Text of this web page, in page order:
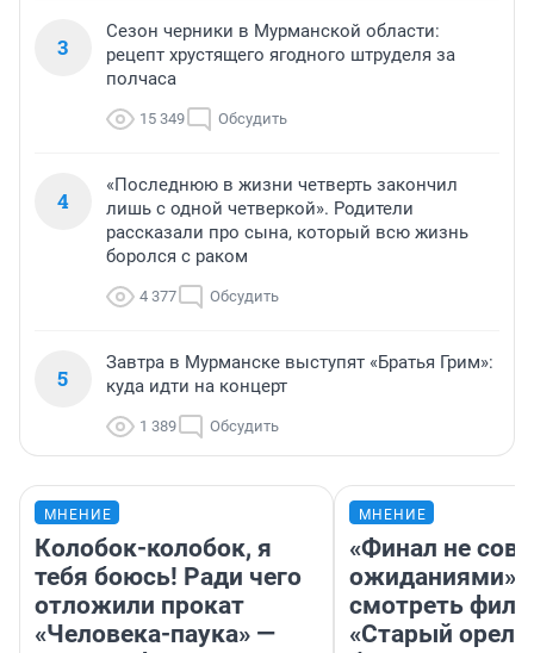
3
Сезон черники в Мурманской области:
рецепт хрустящего ягодного штруделя за
полчаса
15 349 Обсудить
4
«Последнюю в жизни четверть закончил
лишь с одной четверкой». Родители
рассказали про сына, который всю жизнь
боролся с раком
4 377 Обсудить
5
Завтра в Мурманске выступят «Братья Грим»:
куда идти на концерт
1 389 Обсудить
МНЕНИЕ
Колобок-колобок, я
тебя боюсь! Ради чего
отложили прокат
«Человека-паука» —
МНЕНИЕ
«Финал не
ожиданиями»:
смотреть
«Старый орел»